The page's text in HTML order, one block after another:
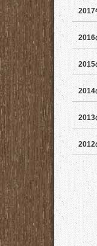
2017
2016
2015
2014
2013
2012